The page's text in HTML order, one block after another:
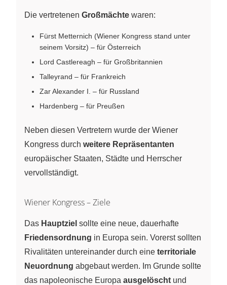
Die vertretenen Großmächte waren:
Fürst Metternich (Wiener Kongress stand unter
seinem Vorsitz) – für Österreich
Lord Castlereagh – für Großbritannien
Talleyrand – für Frankreich
Zar Alexander I. – für Russland
Hardenberg – für Preußen
Neben diesen Vertretern wurde der Wiener
Kongress durch weitere Repräsentanten
europäischer Staaten, Städte und Herrscher
vervollständigt.
Wiener Kongress – Ziele
Das Hauptziel sollte eine neue, dauerhafte
Friedensordnung in Europa sein. Vorerst sollten
Rivalitäten untereinander durch eine territoriale
Neuordnung abgebaut werden. Im Grunde sollte
das napoleonische Europa ausgelöscht und